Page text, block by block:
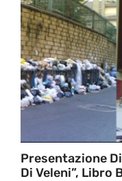
Presentazione Di
Di Veleni”, Libro